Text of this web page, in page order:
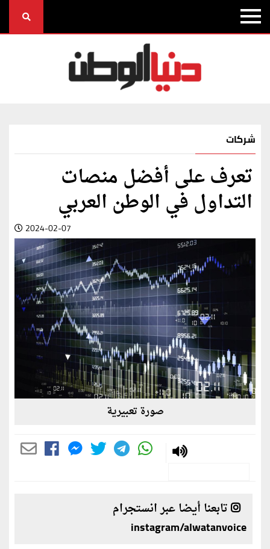
شركات
تعرف على أفضل منصات
التداول في الوطن العربي
2024-02-07
صورة تعبيرية
تابعنا أيضا عبر انستجرام
instagram/alwatanvoice